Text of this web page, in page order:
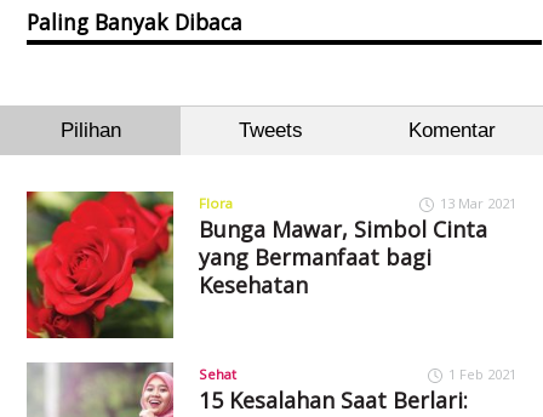
Paling Banyak Dibaca
Pilihan Tweets Komentar
Flora 13 Mar 2021
Bunga Mawar, Simbol Cinta
yang Bermanfaat bagi
Kesehatan
Sehat 1 Feb 2021
15 Kesalahan Saat Berlari: